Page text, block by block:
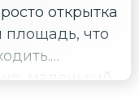
открытка
площадь, что
маленький,